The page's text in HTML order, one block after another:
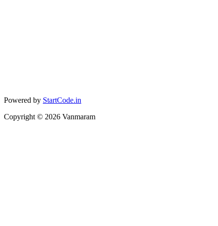
Powered by StartCode.in
Copyright © 2026 Vanmaram